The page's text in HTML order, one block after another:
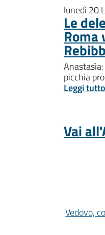
lunedì 20
Le
Roma
picchia
Leggi
Vai
Vedovo,